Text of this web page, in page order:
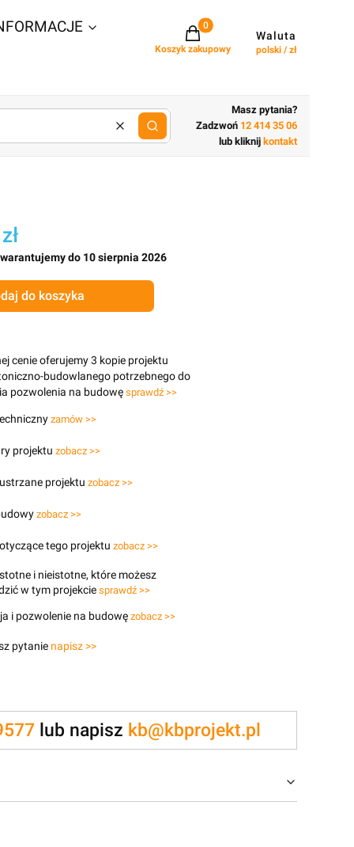
Projekty w koszyku: 0. Zobacz
Koszyk zakupowy
Waluta
polski / zł
Wyczyśćlub wpisz cechy budynku
Masz pytania?
Zadzwoń 12 414 35 06
lub kliknij kontakt
do 10 sierpnia 2026
do koszyka
cenie oferujemy 3 kopie projektu
budowlanego potrzebnego do
pozwolenia na budowę sprawdź >>
zamów >>
projektu zobacz >>
projektu zobacz >>
zobacz >>
tego projektu zobacz >>
i nieistotne, które możesz
w tym projekcie sprawdź >>
i pozwolenie na budowę zobacz >>
pytanie napisz >>
lub napisz kb@kbprojekt.pl